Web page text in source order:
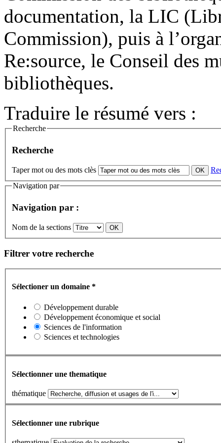
documentation, la LIC
Commission), puis à
Re:source, le Conseil des
bibliothèques.
Traduire le résumé vers :
Recherche
Recherche
Taper mot ou des mots clès
Navigation par
Navigation par :
Nom de la sections
Filtrer votre recherche
Sélectioner un domaine *
Développement durable
Développement économique et social
Sciences de l'information
Sciences et technologies
Sélectionner une thematique
thématique
Sélectionner une rubrique